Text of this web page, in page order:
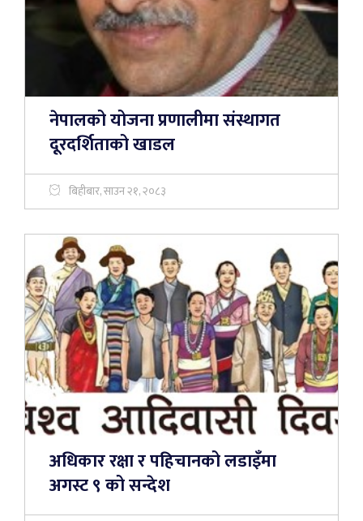
नेपालको योजना प्रणालीमा संस्थागत
दूरदर्शिताको खाडल
बिहीबार, साउन २१, २०८३
अधिकार रक्षा र पहिचानको लडाइँमा
अगस्ट ९ को सन्देश